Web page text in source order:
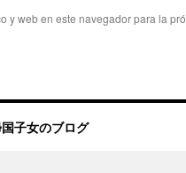
y web en este navegador para la
子女のブログ